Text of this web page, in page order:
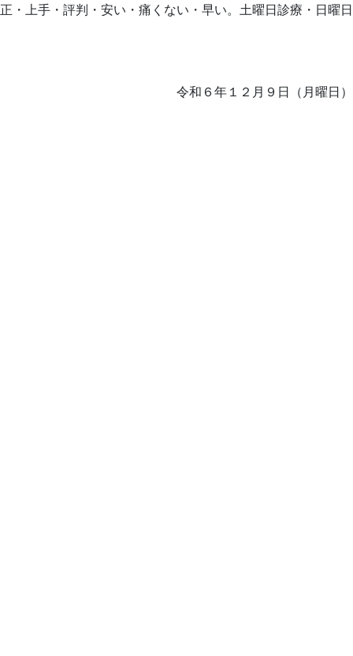
・上手・評判・安い・痛くない・早い。土曜日診療・日曜日
令和６年１２月９日（月曜日）